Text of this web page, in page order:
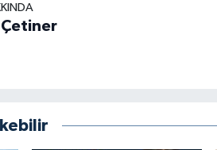
Çetiner